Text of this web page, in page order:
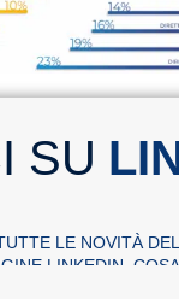
SU
LE NOVITÀ
LINKEDIN.